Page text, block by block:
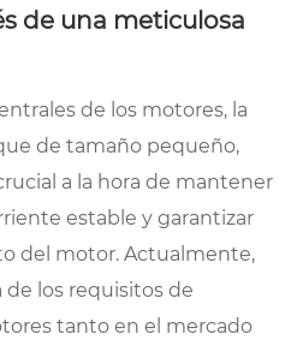
de una meticulosa
de los motores, la
de tamaño pequeño,
a la hora de mantener
estable y garantizar
del motor. Actualmente,
los requisitos de
tanto en el mercado